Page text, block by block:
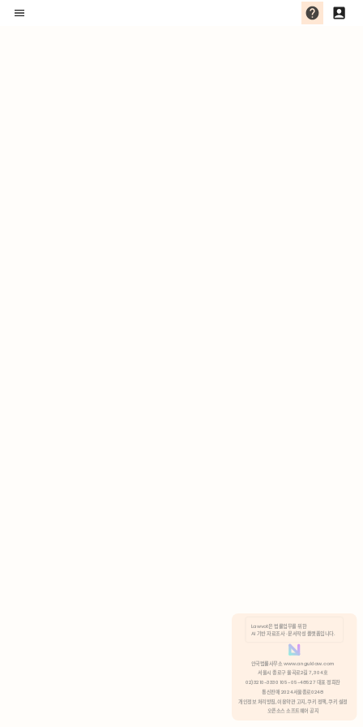
분석 쿠키 허용
Lawvot은 법률업무를 위한
AI 기반 자료조사 · 문서작성 플랫폼입니다.
안국법률사무소 www.anguklaw.com
서울시 종로구 율곡로2길 7, 304호
02)3210-3330 105-05-48527 대표 정희찬
통신판매 2024서울종로0248
개인정보 처리방침, 이용약관 고지, 쿠키 정책, 쿠키 설정
오픈소스 소프트웨어 공지